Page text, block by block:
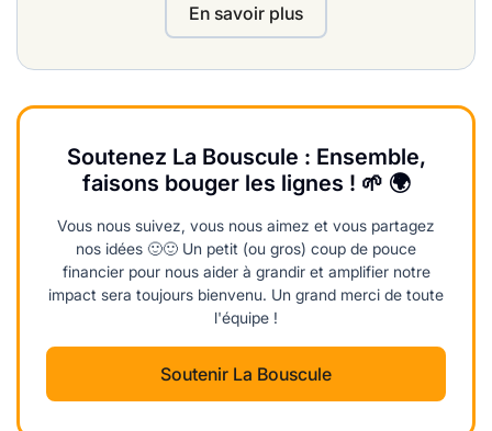
En savoir plus
Soutenez La Bouscule : Ensemble,
faisons bouger les lignes ! 🌱 🌍
Vous nous suivez, vous nous aimez et vous partagez
nos idées 🙂🙂 Un petit (ou gros) coup de pouce
financier pour nous aider à grandir et amplifier notre
impact sera toujours bienvenu. Un grand merci de toute
l'équipe !
Soutenir La Bouscule